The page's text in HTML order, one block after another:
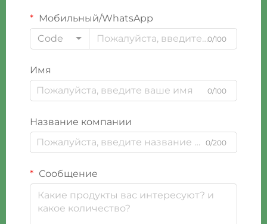
Мобильный/WhatsApp
Code
0/100
Имя
0/100
Название компании
0/200
Сообщение